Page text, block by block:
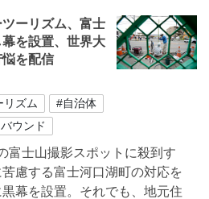
ーリズム、富士
を設置、世界大
を配信
リズム
#自治体
ウンド
富士山撮影スポットに殺到す
慮する富士河口湖町の対応を
幕を設置。それでも、地元住